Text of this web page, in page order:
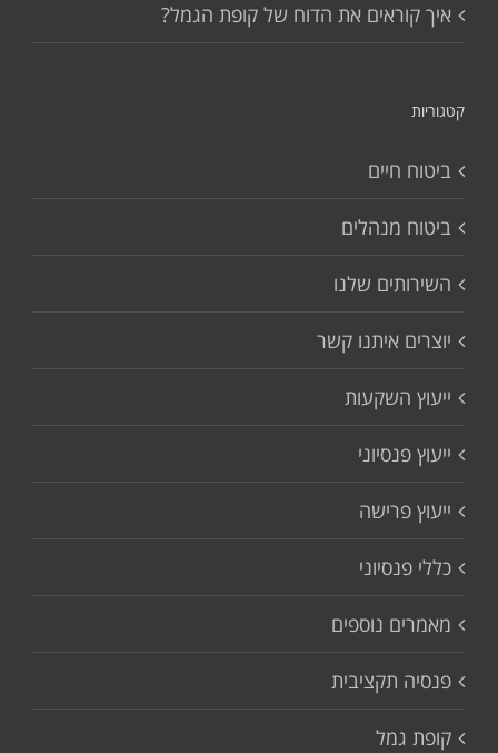
איך קוראים את הדוח של קופת הגמל?
קטגוריות
ביטוח חיים
ביטוח מנהלים
השירותים שלנו
יוצרים איתנו קשר
ייעוץ השקעות
ייעוץ פנסיוני
ייעוץ פרישה
כללי פנסיוני
מאמרים נוספים
פנסיה תקציבית
קופת גמל